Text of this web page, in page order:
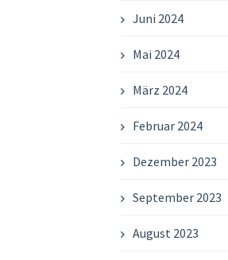
Juni 2024
Mai 2024
März 2024
Februar 2024
Dezember 2023
September 2023
August 2023